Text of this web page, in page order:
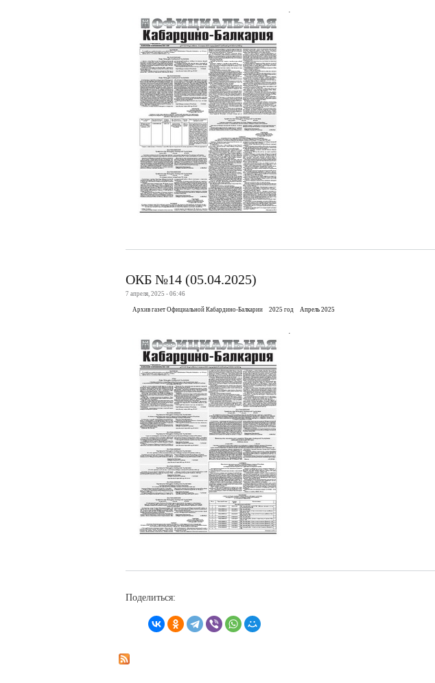
ОКБ №14 (05.04.2025)
7 апреля, 2025 - 06:46
Архив газет Официальной Кабардино-Балкарии 2025 год Апрель 2025
.
Поделиться: